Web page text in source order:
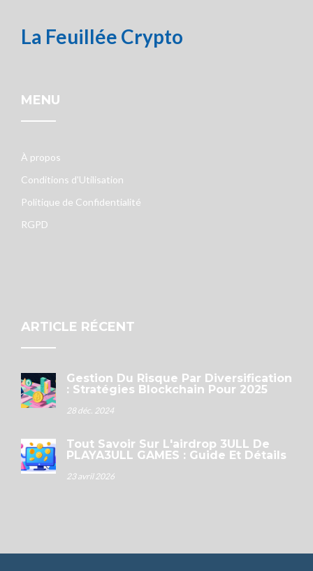
La Feuillée Crypto
MENU
À propos
Conditions d'Utilisation
Politique de Confidentialité
RGPD
ARTICLE RÉCENT
Gestion Du Risque Par Diversification
: Stratégies Blockchain Pour 2025
28 déc. 2024
Tout Savoir Sur L'airdrop 3ULL De
PLAYA3ULL GAMES : Guide Et Détails
23 avril 2026